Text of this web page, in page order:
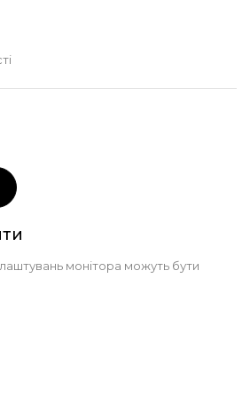
монітора можуть бути